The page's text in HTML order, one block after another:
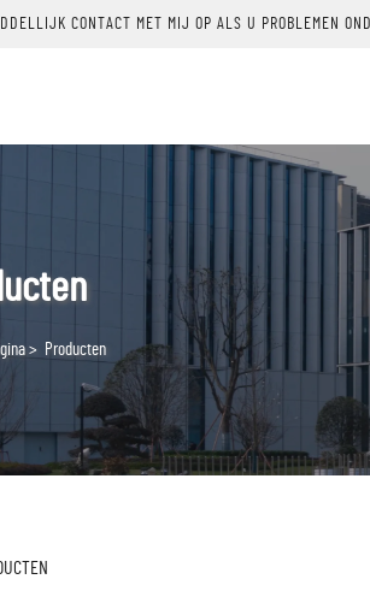
CONTACT MET MIJ OP ALS U PROBLEMEN
> Producten